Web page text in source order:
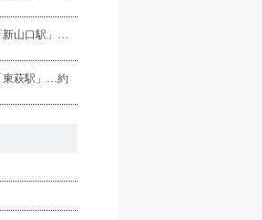
新山口駅」…
東萩駅」…約